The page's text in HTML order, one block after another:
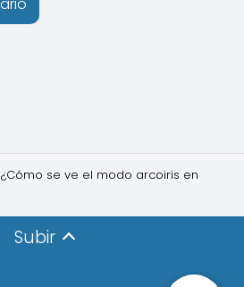
¿Cómo se ve el modo arcoiris en
Subir